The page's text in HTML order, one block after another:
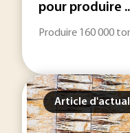
pour produire
Produire 160 000
Article